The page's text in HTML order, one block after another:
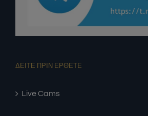
ΔΕΙΤΕ ΠΡΙΝ ΕΡΘΕΤΕ
Live Cams